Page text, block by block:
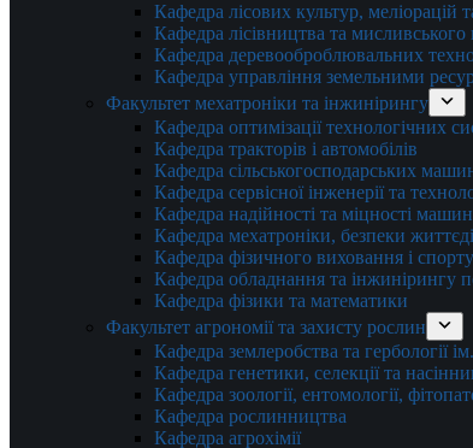
Кафедра лісових культур, меліорацій
Кафедра лісівництва та мисливського
Кафедра деревооброблювальних
Кафедра управління земельними
Факультет мехатроніки та інжинірингу
Кафедра оптимізації технологічних
Кафедра тракторів і автомобілів
Кафедра сільськогосподарських
Кафедра cервісної інженерії та
Кафедра надійності та міцності
Кафедра мехатроніки, безпеки
Кафедра фізичного виховання і спорту
Кафедра обладнання та інжинірингу
Кафедра фізики та математики
Факультет агрономії та захисту рослин
Кафедра землеробства та гербології
Кафедра генетики, селекції та
Кафедра зоології, ентомології,
Кафедра рослинництва
Кафедра агрохімії